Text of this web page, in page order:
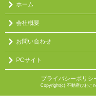
ホーム
会社概要
お問い合わせ
PCサイト
プライバシーポリシ
Copyright(c) 不動産びわこ